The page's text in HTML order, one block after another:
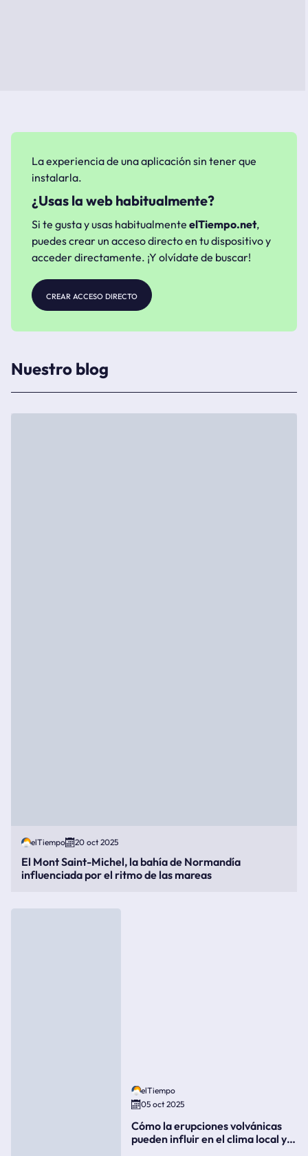
La experiencia de una aplicación sin tener que
instalarla.
¿Usas la web habitualmente?
Si te gusta y usas habitualmente elTiempo.net,
puedes crear un acceso directo en tu dispositivo y
acceder directamente. ¡Y olvídate de buscar!
crear acceso directo
Nuestro blog
elTiempo 20 oct 2025
El Mont Saint-Michel, la bahía de Normandía
influenciada por el ritmo de las mareas
elTiempo
05 oct 2025
Cómo la erupciones volvánicas
pueden influir en el clima local y